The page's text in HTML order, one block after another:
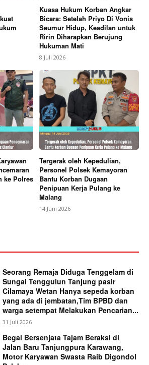
Kuasa Hukum Korban Angkar
Bicara: Setelah Priyo Di Vonis
Seumur Hidup, Keadilan untuk
Ririn Diharapkan Berujung
Hukuman Mati
8 Juli 2026
ke Polres
Tergerak oleh Kepedulian,
Personel Polsek Kemayoran
Bantu Korban Dugaan
Penipuan Kerja Pulang ke
Malang
14 Juni 2026
Seorang Remaja Diduga Tenggelam di
Sungai Tenggulun Tanjung pasir
Cilamaya Wetan Hanya sepeda korban
yang ada di jembatan,Tim BPBD dan
warga setempat Melakukan Pencarian...
31 Juli 2026
Begal Bersenjata Tajam Beraksi di
Jalan Baru Tanjungpura Karawang,
Motor Karyawan Swasta Raib Digondol